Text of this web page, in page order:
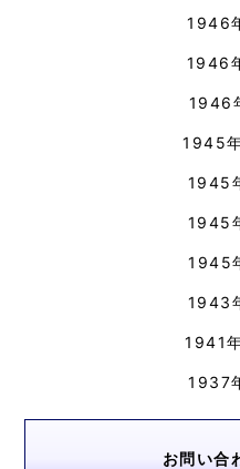
1946
1946
1946
1945
1945
1945
1945
1943
1941
1937
お問い合